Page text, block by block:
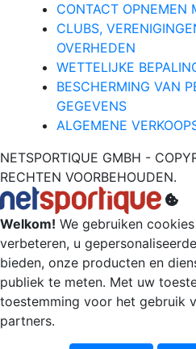
CONTACT OPNEMEN
CLUBS,
OVERHEDEN
WETTELIJKE
BESCHERMING VAN
GEGEVENS
ALGEMENE
NETSPORTIQUE GMBH -
RECHTEN VOORBEHOUDEN.
Welkom! We gebruiken
verbeteren, u
bieden, onze producten en
publiek te meten. Met uw
toestemming voor het gebruik
partners.